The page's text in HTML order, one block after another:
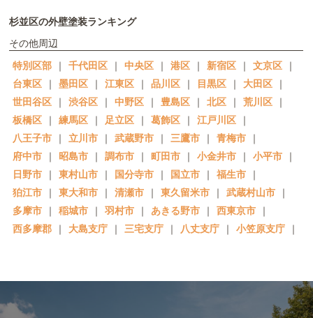
杉並区の外壁塗装ランキング
その他周辺
特別区部 ｜ 千代田区 ｜ 中央区 ｜ 港区 ｜ 新宿区 ｜ 文京区 ｜
台東区 ｜ 墨田区 ｜ 江東区 ｜ 品川区 ｜ 目黒区 ｜ 大田区 ｜
世田谷区 ｜ 渋谷区 ｜ 中野区 ｜ 豊島区 ｜ 北区 ｜ 荒川区 ｜
板橋区 ｜ 練馬区 ｜ 足立区 ｜ 葛飾区 ｜ 江戸川区 ｜
八王子市 ｜ 立川市 ｜ 武蔵野市 ｜ 三鷹市 ｜ 青梅市 ｜
府中市 ｜ 昭島市 ｜ 調布市 ｜ 町田市 ｜ 小金井市 ｜ 小平市 ｜
日野市 ｜ 東村山市 ｜ 国分寺市 ｜ 国立市 ｜ 福生市 ｜
狛江市 ｜ 東大和市 ｜ 清瀬市 ｜ 東久留米市 ｜ 武蔵村山市 ｜
多摩市 ｜ 稲城市 ｜ 羽村市 ｜ あきる野市 ｜ 西東京市 ｜
西多摩郡 ｜ 大島支庁 ｜ 三宅支庁 ｜ 八丈支庁 ｜ 小笠原支庁 ｜